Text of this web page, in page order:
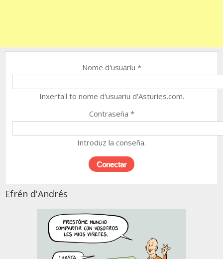
Nome d'usuariu *
Inxerta'l to nome d'usuariu d'Asturies.com.
Contraseña *
Introduz la conseña.
Efrén d'Andrés